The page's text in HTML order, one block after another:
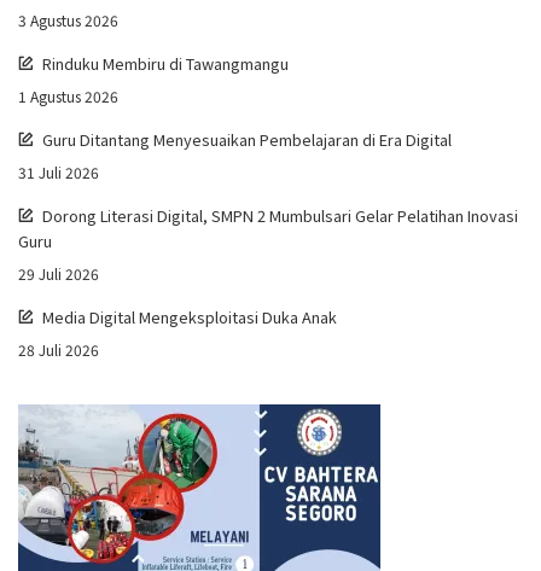
3 Agustus 2026
Rinduku Membiru di Tawangmangu
1 Agustus 2026
Guru Ditantang Menyesuaikan Pembelajaran di Era Digital
31 Juli 2026
Dorong Literasi Digital, SMPN 2 Mumbulsari Gelar Pelatihan Inovasi
Guru
29 Juli 2026
Media Digital Mengeksploitasi Duka Anak
28 Juli 2026